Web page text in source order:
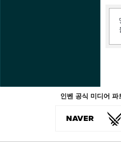
인벤 공식 미디어 파